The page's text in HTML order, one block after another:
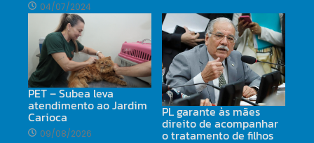
04/07/2024
PET – Subea leva
atendimento ao Jardim
Carioca
09/08/2026
PL garante às mães
direito de acompanhar
o tratamento de filhos